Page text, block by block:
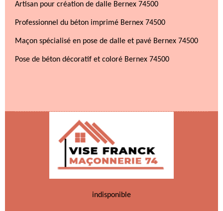
Artisan pour création de dalle Bernex 74500
Professionnel du béton imprimé Bernex 74500
Maçon spécialisé en pose de dalle et pavé Bernex 74500
Pose de béton décoratif et coloré Bernex 74500
indisponible